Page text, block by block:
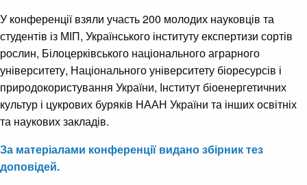
У конференції взяли участь 200 молодих науковців та
студентів із МІП, Українського інституту експертизи сортів
рослин, Білоцерківського національного аграрного
університету, Національного університету біоресурсів і
природокористування України, Інститут біоенергетичних
культур і цукрових буряків НААН України та інших освітніх
та наукових закладів.
За матеріалами конференції видано збірник тез
доповідей.